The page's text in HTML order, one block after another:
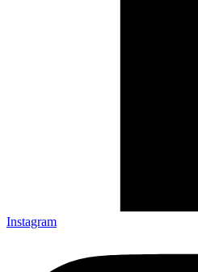
Instagram